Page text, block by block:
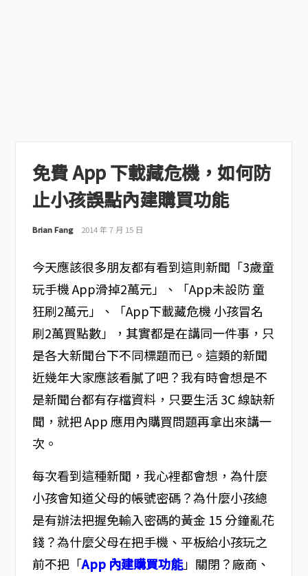
免費 App 下載藏危機，如何防
止小孩誤點內建購買功能
Brian Fang 2014 年 7 月 15 日
今天應該很多朋友都有看到這則新聞「3歲童
玩手機 App滑掉2萬元」、「App未設防 童
狂刷2萬元」、「App下載藏危機 小孩冒名
刷2萬買點數」，其實都是在講同一件事，只
是各大新聞台下不同標題而已。這類的新聞
近幾年大家應該看膩了吧？我有時會想是不
是新聞台都有存檔資料，只要生活 3C 線缺新
聞，就把 App 應用內購買問題再拿出來講一
次。
每次看到這種新聞，我心裡都會想，為什麼
小孩會知道父母的帳號密碼？為什麼小孩總
是有辦法把握免輸入密碼的黃金 15 分鐘亂花
錢？為什麼父母在把手機、平板給小孩玩之
前不把「App 內建購買功能」關閉？廠商、